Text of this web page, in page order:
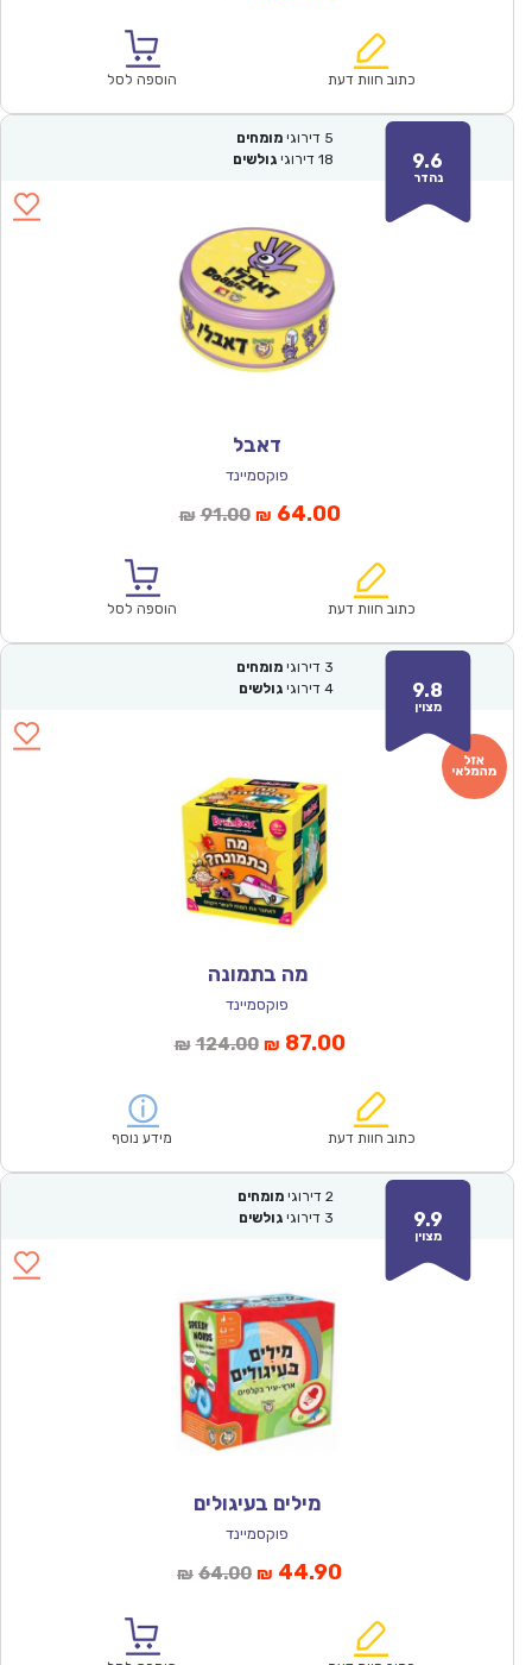
₪57.00.
הוא:
כתוב חוות דעת הוספה לסל
9.6
נהדר
5 דירוגי מומחים
18 דירוגי גולשים
דאבל
פוקסמיינד
₪ 91.00המחיר
₪91.00.
₪ 64.00המחיר
הוא:
כתוב חוות דעת הוספה לסל
9.8
מצוין
3 דירוגי מומחים
4 דירוגי גולשים
מה בתמונה
פוקסמיינד
₪ 124.00המחיר
₪124.00.
₪ 87.00המחיר
הוא:
כתוב חוות דעת מידע נוסף
9.9
מצוין
2 דירוגי מומחים
3 דירוגי גולשים
מילים בעיגולים
פוקסמיינד
₪ 64.00המחיר
₪ 44.90המחיר
הוא: